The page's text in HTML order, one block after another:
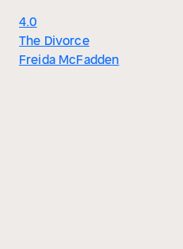
4.0
The Divorce
Freida McFadden